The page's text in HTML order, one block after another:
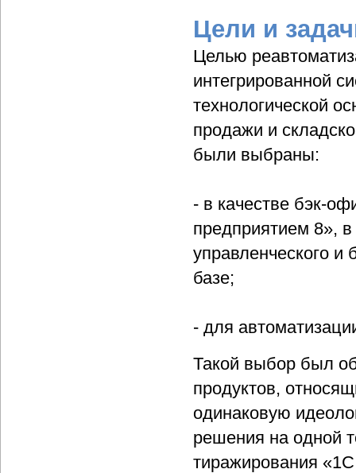
Цели и
Целью
интегрированной
технологической
продажи и
были выбраны:
- в качестве бэк-
предприятием 8»,
управленческого и
базе;
- для
Такой выбор был
продуктов,
одинаковую
решения на одной
тиражирования